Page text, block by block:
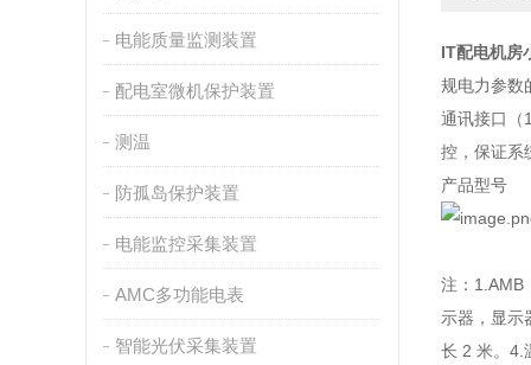
电能质量监测装置
配电室微机保护装置
测温
防孤岛保护装置
电能监控采集装置
AMC多功能电表
智能光伏采集装置
IT配电机房
规电力参数
通讯接口（
控，保证系
产品型号
注：1.AMB
示器，显示
长 2 米。4.